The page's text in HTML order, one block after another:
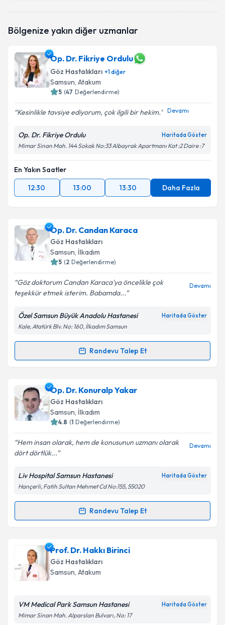
talebi oluşturun. Size bu uzmandan randevu almanız
bilgilendireceğiz.
E-posta Adresiniz
Kişisel verilerimin işlenmesine ilişkinAydınlatma
Metni'ni okudum ve kişisel verilerimin belirtilen
Bölgenize yakın diğer uzmanlar
Op. Dr. Fikriye Ordulu
Göz Hastalıkları +1diğer
Samsun, Atakum
5 (47 Değerlendirme)
Kesinlikle tavsiye ediyorum, çok ilgili bir hekim. Devamı
Op. Dr. Fikriye Ordulu Haritada Göster
Mimar Sinan Mah. 144 Sokak No:33 Albayrak Apartmanı Kat :2 Daire :7
En Yakın Saatler
12:30
13:00 13:30 Daha Fazla
Op. Dr. Candan Karaca
Göz Hastalıkları
Samsun, İlkadım
5 (2 Değerlendirme)
Göz doktorum Candan Karaca'ya öncelikle çok
teşekkür etmek isterim. Babamda...
Devamı
Özel Samsun Büyük Anadolu Hastanesi Haritada Göster
Kale, Atatürk Blv. No: 160, İlkadım Samsun
Randevu Talep Et
Randevu Takvimi Talebi
Op. Dr. Candan Karacaiçin randevu takvimi talebi
oluşturun. Size bu uzmandan randevu almanız için bir
takvim hazırlandığında e-posta ile bilgilendireceğiz.
Kişisel verilerimin işlenmesine ilişkin
Aydınlatma
Metni'ni okudum ve kişisel verilerimin belirtilen
kapsamda işlenmesini kabul ediyorum.
Op. Dr. Konuralp Yakar
Göz Hastalıkları
Samsun, İlkadım
4.8 (1 Değerlendirme)
Hem insan olarak, hem de konusunun uzmanı olarak
dört dörtlük...
Devamı
Liv Hospital Samsun Hastanesi Haritada Göster
Hançerli, Fatih Sultan Mehmet Cd No:155, 55020
Randevu Talep Et
Randevu Takvimi Talebi
Op. Dr. Konuralp Yakariçin randevu takvimi talebi
oluşturun. Size bu uzmandan randevu almanız için bir
takvim hazırlandığında e-posta ile bilgilendireceğiz.
Prof. Dr. Hakkı Birinci
Göz Hastalıkları
Samsun, Atakum
VM Medical Park Samsun Hastanesi Haritada Göster
Mimar Sinan Mah. Alparslan Bulvarı, No: 17